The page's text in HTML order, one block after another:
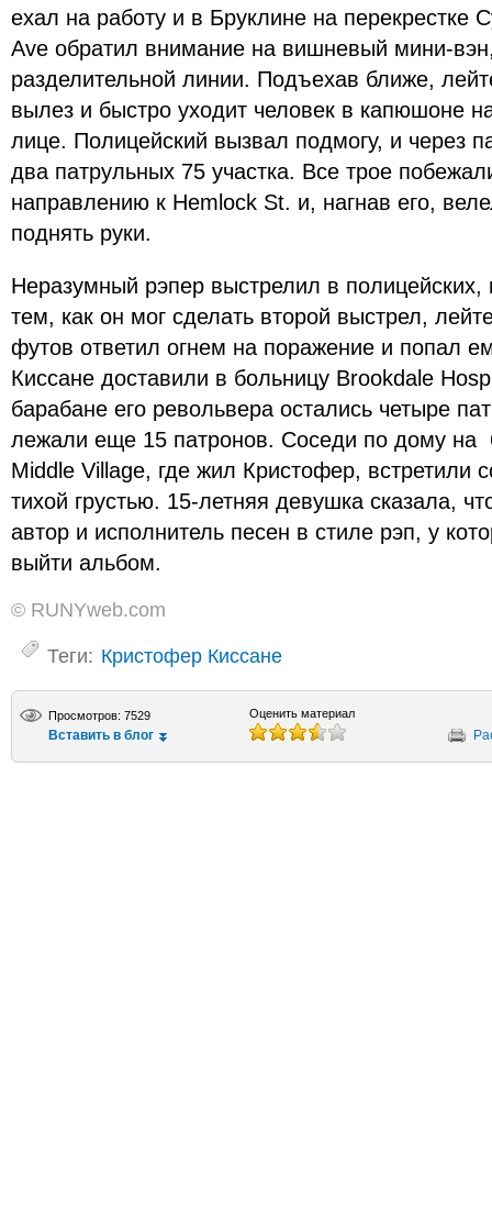
ехал на работу и в Бруклине на перекрестке
Ave обратил внимание на вишневый мини-
разделительной линии. Подъехав ближе,
вылез и быстро уходит человек в капюшоне
лице. Полицейский вызвал подмогу, и через
два патрульных 75 участка. Все трое
направлению к Hemlock St. и, нагнав его,
поднять руки.
Неразумный рэпер выстрелил в
тем, как он мог сделать второй выстрел,
футов ответил огнем на поражение и попал
Киссане доставили в больницу Brookdale
барабане его револьвера остались четыре
лежали еще 15 патронов. Соседи по дому на
Middle Village, где жил Кристофер, встретили
тихой грустью. 15-летняя девушка сказала,
автор и исполнитель песен в стиле рэп, у
выйти альбом.
© RUNYweb.com
Теги: Кристофер Киссане
Просмотров: 7529
Вставить в блог
Оценить материал